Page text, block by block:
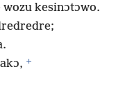
wozu kesinɔtɔwo.
+